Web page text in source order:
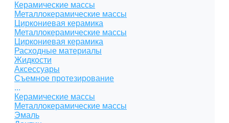
Керамические массы
Металлокерамические массы
Циркониевая керамика
Металлокерамические массы
Циркониевая керамика
Расходные материалы
Жидкости
Аксессуары
Съемное протезирование
...
Керамические массы
Металлокерамические массы
Эмаль